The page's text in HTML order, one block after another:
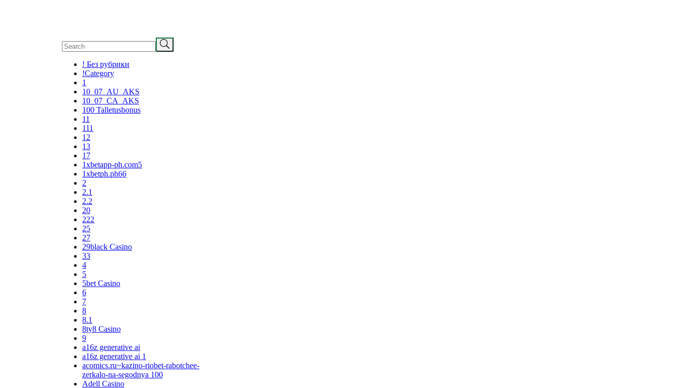
Search
! Без рубрики
!Category
1
10_07_AU_AKS
10_07_CA_AKS
100 Talletusbonus
11
111
12
13
17
1xbetapp-ph.com5
1xbetph.ph66
2
2.1
2.2
20
222
25
27
29black Casino
33
4
5
5bet Casino
6
7
8
8.1
8ty8 Casino
9
a16z generative ai
a16z generative ai 1
acomics.ru~kazino-riobet-rabotchee-
zerkalo-na-segodnya 100
Adell Casino